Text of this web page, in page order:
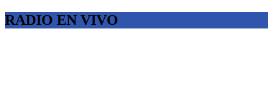
RADIO EN VIVO